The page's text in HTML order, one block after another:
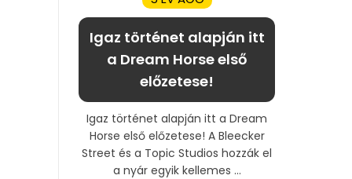
Igaz történet alapján itt
a Dream Horse első
előzetese!
Igaz történet alapján itt a Dream
Horse első előzetese! A Bleecker
Street és a Topic Studios hozzák el
a nyár egyik kellemes ...